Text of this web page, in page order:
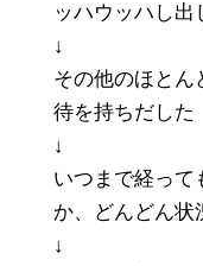
ッハウッハし出
↓
その他のほとん
待を持ちだした
↓
いつまで経って
か、どんどん状
↓